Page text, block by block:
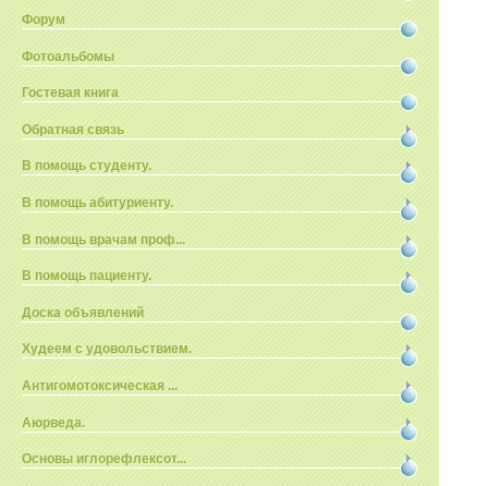
Форум
Фотоальбомы
Гостевая книга
Обратная связь
В помощь студенту.
В помощь абитуриенту.
В помощь врачам проф...
В помощь пациенту.
Доска объявлений
Худеем с удовольствием.
Антигомотоксическая ...
Аюрведа.
Основы иглорефлексот...